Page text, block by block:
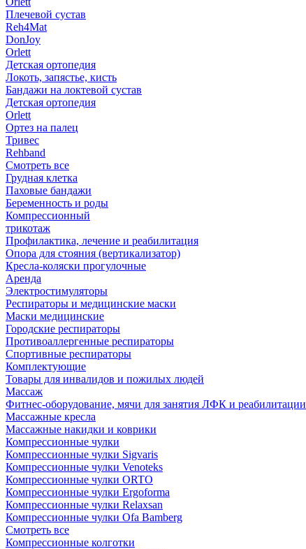
Плечевой сустав
Reh4Mat
DonJoy
Orlett
Детская ортопедия
Локоть, запястье, кисть
Бандажи на локтевой сустав
Детская ортопедия
Orlett
Ортез на палец
Тривес
Rehband
Смотреть все
Грудная клетка
Паховые бандажи
Беременность и роды
Компрессионный
трикотаж
Профилактика, лечение и реабилитация
Опора для стояния (вертикализатор)
Кресла-коляски прогулочные
Аренда
Электростимуляторы
Респираторы и медицинские маски
Маски медицинские
Городские респираторы
Противоаллергенные респираторы
Спортивные респираторы
Комплектующие
Товары для инвалидов и пожилых людей
Массаж
Фитнес-оборудование, мячи для занятия ЛФК и реабилитации
Массажные кресла
Массажные накидки и коврики
Компрессионные чулки
Компрессионные чулки Sigvaris
Компрессионные чулки Venoteks
Компрессионные чулки ORTO
Компрессионные чулки Ergoforma
Компрессионные чулки Relaxsan
Компрессионные чулки Ofa Bamberg
Смотреть все
Компрессионные колготки